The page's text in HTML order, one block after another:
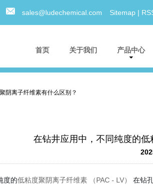
sales@ludechemical.com Sitemap|
首页 关于我们 产品中心
阴离子纤维素有什么区别？
在钻井应用中，不同纯度的
度的低粘度聚阴离子纤维素 （PAC - LV）
在钻